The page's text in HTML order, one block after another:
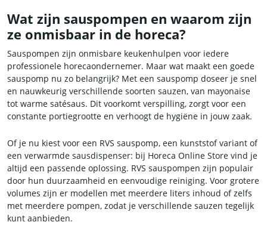
Wat zijn sauspompen en waarom zijn
ze onmisbaar in de horeca?
Sauspompen zijn onmisbare keukenhulpen voor iedere
professionele horecaondernemer. Maar wat maakt een goede
sauspomp nu zo belangrijk? Met een sauspomp doseer je snel
en nauwkeurig verschillende soorten sauzen, van mayonaise
tot warme satésaus. Dit voorkomt verspilling, zorgt voor een
constante portiegrootte en verhoogt de hygiëne in jouw zaak.
Of je nu kiest voor een RVS sauspomp, een kunststof variant of
een verwarmde sausdispenser: bij Horeca Online Store vind je
altijd een passende oplossing. RVS sauspompen zijn populair
door hun duurzaamheid en eenvoudige reiniging. Voor grotere
volumes zijn er modellen met meerdere liters inhoud of zelfs
met meerdere pompen, zodat je verschillende sauzen tegelijk
kunt aanbieden.